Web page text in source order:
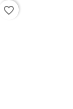
favorite_border